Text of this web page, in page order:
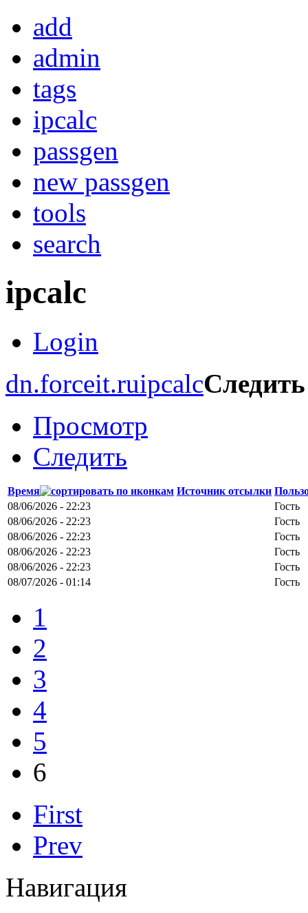
add
admin
tags
ipcalc
passgen
new passgen
tools
search
ipcalc
Login
dn.forceit.ruipcalcСледить
Просмотр
Следить
Время Источник отсылки
08/06/2026 - 22:23
Гость
08/06/2026 - 22:23
Гость
08/06/2026 - 22:23
Гость
08/06/2026 - 22:23
Гость
08/06/2026 - 22:23
Гость
08/07/2026 - 01:14
Гость
1
2
3
4
5
6
First
Prev
Навигация